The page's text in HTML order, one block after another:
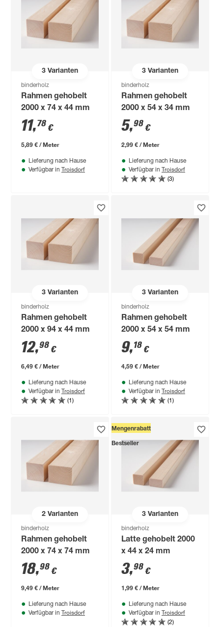
3Varianten
binderholz
Rahmen gehobelt
2000 x 74 x 44 mm
11,78 €
5,89 € / Meter
Lieferung nach Hause
Verfügbar in Troisdorf
3Varianten
binderholz
Rahmen gehobelt
2000 x 54 x 34 mm
5,98 €
2,99 € / Meter
Lieferung nach Hause
Verfügbar in Troisdorf
(3)
3Varianten
binderholz
Rahmen gehobelt
2000 x 94 x 44 mm
12,98 €
6,49 € / Meter
Lieferung nach Hause
Verfügbar in Troisdorf
(1)
3Varianten
binderholz
Rahmen gehobelt
2000 x 54 x 54 mm
9,18 €
4,59 € / Meter
Lieferung nach Hause
Verfügbar in Troisdorf
(1)
2Varianten
binderholz
Rahmen gehobelt
2000 x 74 x 74 mm
18,98 €
9,49 € / Meter
Lieferung nach Hause
Verfügbar in Troisdorf
3Varianten
Mengenrabatt
Bestseller
binderholz
Latte gehobelt 2000
x 44 x 24 mm
3,98 €
1,99 € / Meter
Lieferung nach Hause
Verfügbar in Troisdorf
(2)